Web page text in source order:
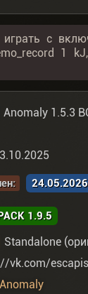
играть с
1
Anomaly 1.5.3
1.9.5
Standalone
vk.com/